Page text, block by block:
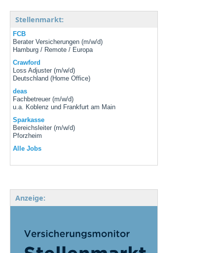
Stellenmarkt:
FCB
Berater Versicherungen (m/w/d)
Hamburg / Remote / Europa
Crawford
Loss Adjuster (m/w/d)
Deutschland (Home Office)
deas
Fachbetreuer (m/w/d)
u.a. Koblenz und Frankfurt am Main
Sparkasse
Bereichsleiter (m/w/d)
Pforzheim
Alle Jobs
Anzeige: